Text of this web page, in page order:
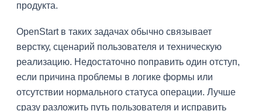
продукта.
OpenStart в таких задачах обычно связывает
верстку, сценарий пользователя и техническую
реализацию. Недостаточно поправить один отступ,
если причина проблемы в логике формы или
отсутствии нормального статуса операции. Лучше
сразу разложить путь пользователя и исправить